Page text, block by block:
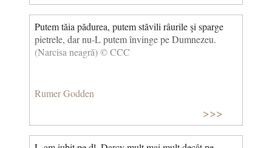
Putem tăia pădurea, putem stăvili râurile şi sparge
pietrele, dar nu-L putem învinge pe Dumnezeu.
(Narcisa neagră) © CCC
Rumer Godden
>>>